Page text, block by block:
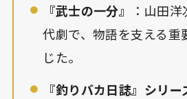
『武士の一分』
：山田
代劇で、物語を支える重
じた。
『釣りバカ日誌』シリー